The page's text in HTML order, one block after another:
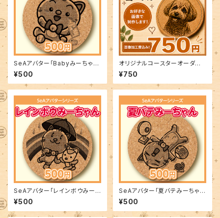
SeAアバター「Babyみーちゃ
ん」
¥500
オリジナルコースターオーダー
制作
¥750
SeAアバター「レインボウみーち
ゃん」
¥500
SeAアバター「夏バテみーちゃ
ん」
¥500